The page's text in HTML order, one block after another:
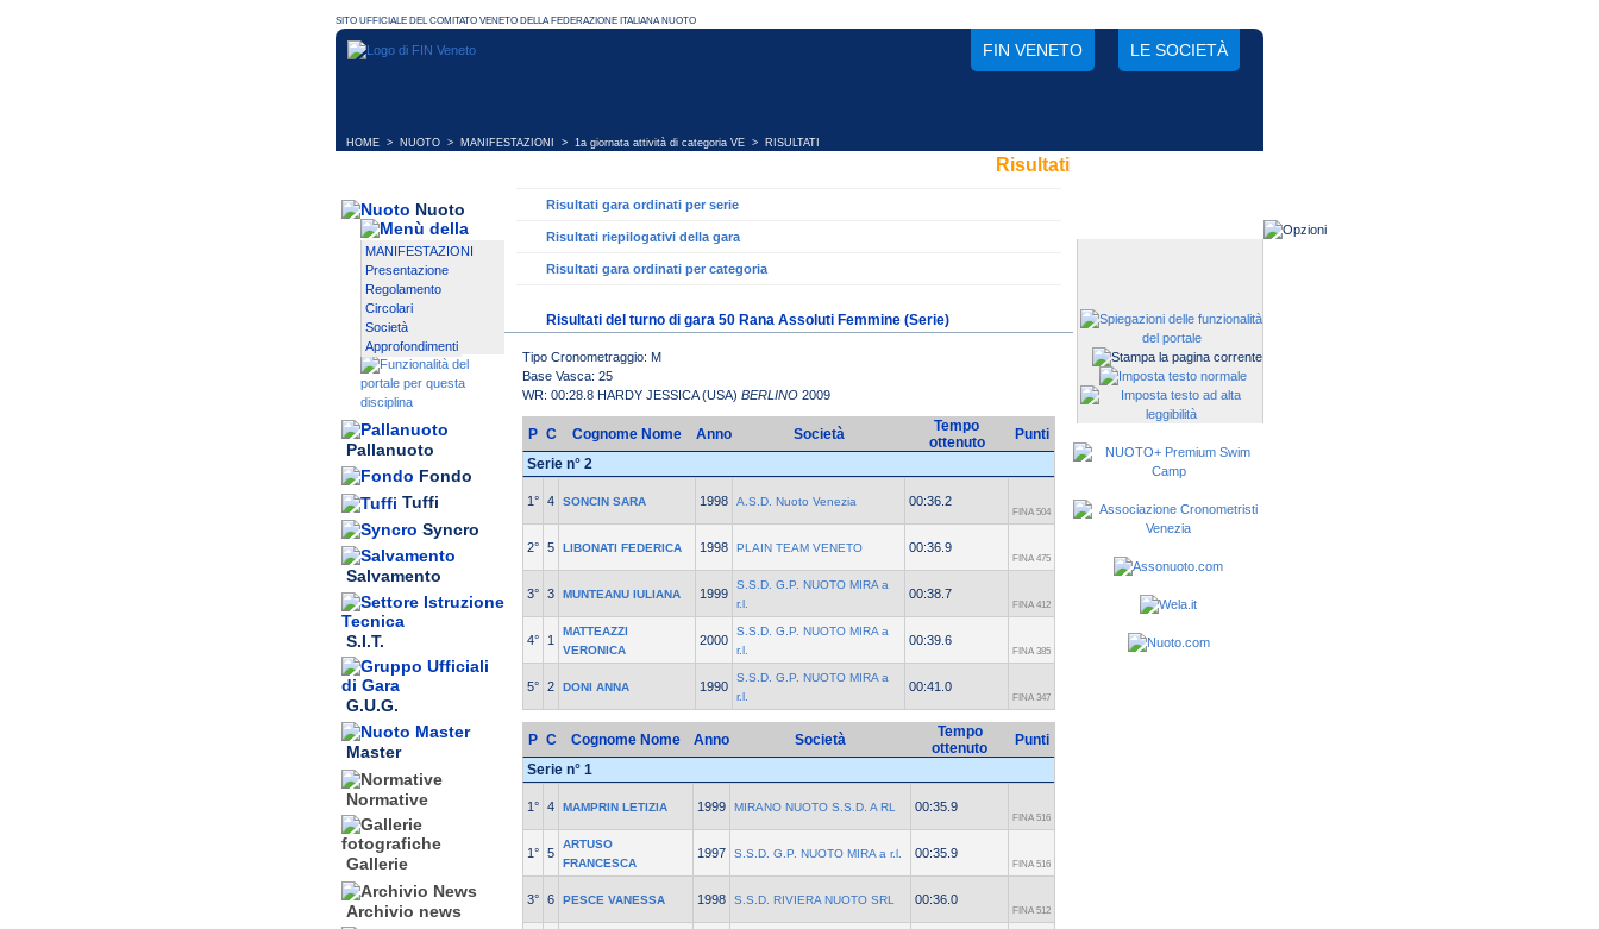
FIN VENETO LE SOCIETÀ
HOME > NUOTO > MANIFESTAZIONI > 1a giornata attività di categoria VE > RISULTATI
Nuoto
MANIFESTAZIONI
Presentazione
Regolamento
Circolari
Società
Approfondimenti
Pallanuoto
Fondo
Tuffi
Syncro
Salvamento
S.I.T.
G.U.G.
Master
Normative
Gallerie
Archivio news
Risultati
Risultati gara ordinati per serie
Risultati riepilogativi della gara
Risultati gara ordinati per categoria
Risultati del turno di gara 50 Rana Assoluti Femmine (Serie)
Tipo Cronometraggio: M
Base Vasca: 25
WR: 00:28.8 HARDY JESSICA (USA) BERLINO 2009
P C Cognome Nome Anno Società
Tempo
ottenuto
Punti
Serie n° 2
1° 4 SONCIN SARA 1998 A.S.D. Nuoto Venezia 00:36.2
FINA 504
2° 5 LIBONATI FEDERICA 1998 PLAIN TEAM VENETO 00:36.9
FINA 475
3° 3 MUNTEANU IULIANA 1999
S.S.D. G.P. NUOTO MIRA a
r.l.
00:38.7
FINA 412
4° 1
MATTEAZZI
VERONICA
2000
S.S.D. G.P. NUOTO MIRA a
r.l.
00:39.6
FINA 385
5° 2 DONI ANNA 1990
S.S.D. G.P. NUOTO MIRA a
r.l.
00:41.0
FINA 347
P C Cognome Nome Anno Società
Tempo
ottenuto
Punti
Serie n° 1
1° 4 MAMPRIN LETIZIA 1999 MIRANO NUOTO S.S.D. A RL 00:35.9
FINA 516
1° 5
ARTUSO
FRANCESCA
1997 S.S.D. G.P. NUOTO MIRA a r.l. 00:35.9
FINA 516
3° 6 PESCE VANESSA 1998 S.S.D. RIVIERA NUOTO SRL 00:36.0
FINA 512